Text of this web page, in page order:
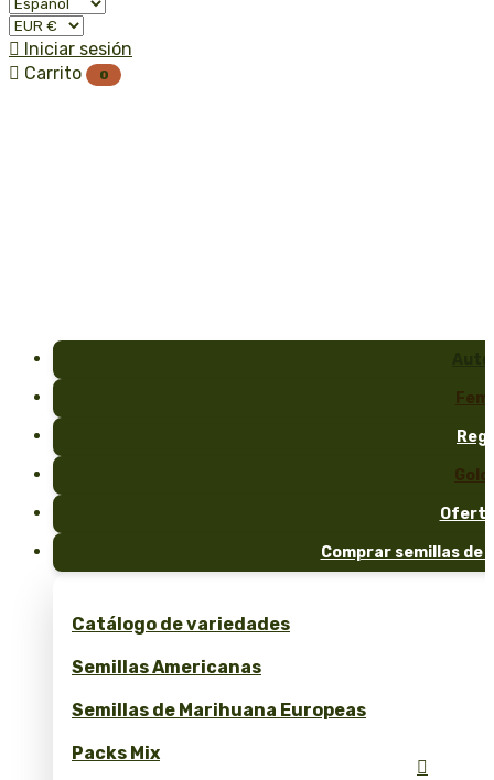
 Iniciar sesión
 Carrito 0
Fem
Reg
Gold
Comprar semillas de
Catálogo de variedades
Semillas Americanas
Semillas de Marihuana Europeas
Packs Mix
